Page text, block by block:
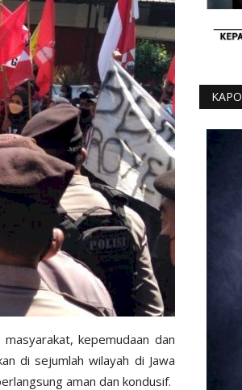
kepemudaan dan
di sejumlah wilayah di Jawa
aman dan kondusif.